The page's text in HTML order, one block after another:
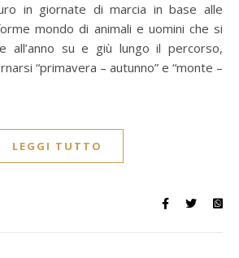
in giornate di marcia in base alle
mondo di animali e uomini che si
all’anno su e giù lungo il percorso,
“primavera – autunno” e “monte –
LEGGI TUTTO